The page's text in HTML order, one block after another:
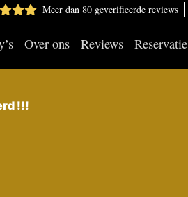
Meer dan 80 geverifieerde reviews
Over ons Reviews Reservatie
!!!